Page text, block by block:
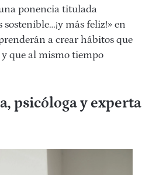
ponencia titulada
más feliz!» en
a crear hábitos que
que al mismo tiempo
psicóloga y experta